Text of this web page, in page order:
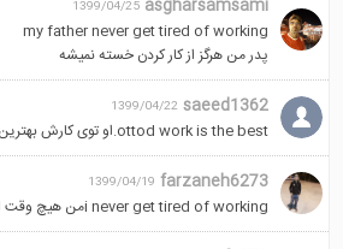
asgharsamsami
1399/04/25
my father never get tired of working
پدر من هرگز از کار کردن خسته نمیشه
saeed1362
1399/04/22
ottod work is the best.او توی کارش بهترین است
farzaneh6273
1399/04/19
i never get tired of workingمن هیچ وقت از کار کردن خسته نمیشم